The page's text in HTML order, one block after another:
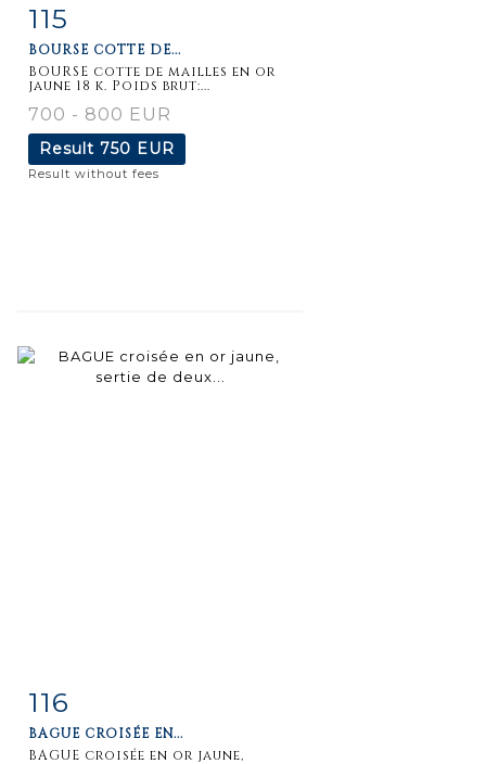
Item detail
115
BOURSE COTTE DE...
BOURSE cotte de mailles en or
jaune 18 k. Poids brut:...
700 - 800 EUR
Result 750 EUR
Result without fees
Item detail
116
BAGUE CROISÉE EN...
BAGUE croisée en or jaune,